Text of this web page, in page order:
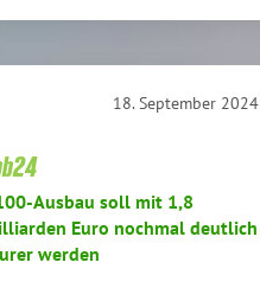
18. September 2024
Ausbau soll mit 1,8
Euro nochmal deutlich
werden